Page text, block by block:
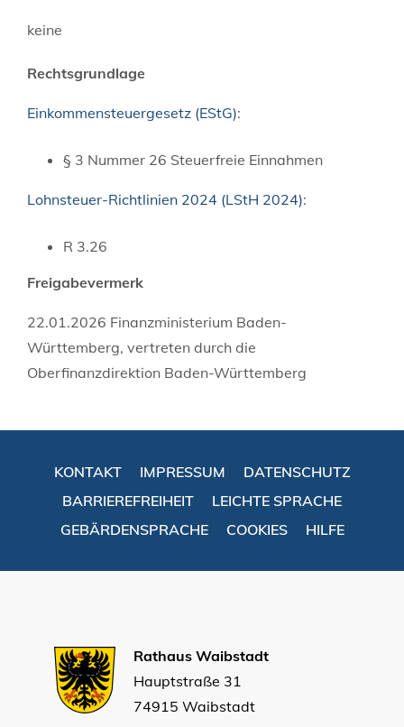
keine
Rechtsgrundlage
Einkommensteuergesetz (EStG):
§ 3 Nummer 26 Steuerfreie Einnahmen
Lohnsteuer-Richtlinien 2024 (LStH 2024):
R 3.26
Freigabevermerk
22.01.2026 Finanzministerium Baden-
Württemberg, vertreten durch die
Oberfinanzdirektion Baden-Württemberg
KONTAKT IMPRESSUM
DATENSCHUTZ
BARRIEREFREIHEIT
LEICHTE SPRACHE
GEBÄRDENSPRACHE
COOKIES HILFE
Rathaus Waibstadt
Hauptstraße 31
74915 Waibstadt